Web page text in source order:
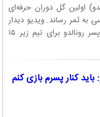
اولین گل دوران حرفه‌ای
کرواسی به ثمر رساند. ویدیو دیدار
تیم زیر ۱۵ ساله‌های پرتغال و کرواسی,ویدیو گل پسر رونالدو برای تیم زیر ۱۵
کنار پسرم بازی کنم